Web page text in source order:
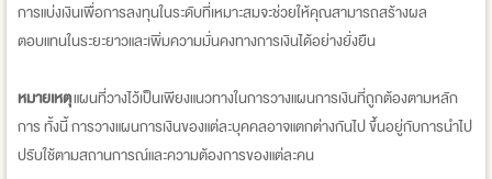
การแบ่งเงินเพื่อการลงทุนในระดับที่เหมาะสมจะช่วยให้คุณสามารถสร้างผล
ตอบแทนในระยะยาวและเพิ่มความมั่นคงทางการเงินได้อย่างยั่งยืน
หมายเหตุแผนที่วางไว้เป็นเพียงแนวทางในการวางแผนการเงินที่ถูกต้องตามหลัก
การ ทั้งนี้ การวางแผนการเงินของแต่ละบุคคลอาจแตกต่างกันไป ขึ้นอยู่กับการนำไป
ปรับใช้ตามสถานการณ์และความต้องการของแต่ละคน